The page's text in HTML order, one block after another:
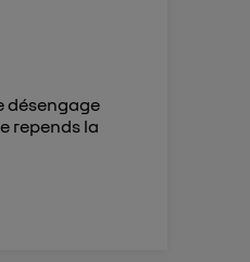
désengage
repends la